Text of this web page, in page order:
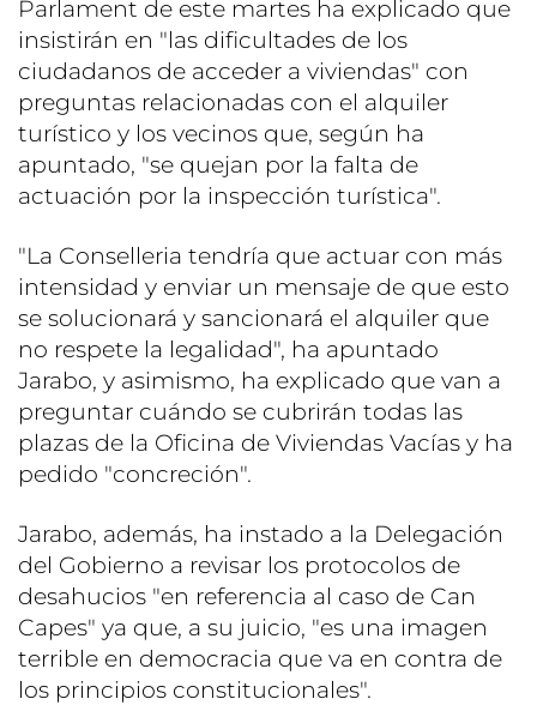
Parlament de este martes ha explicado que
insistirán en "las dificultades de los
ciudadanos de acceder a viviendas" con
preguntas relacionadas con el alquiler
turístico y los vecinos que, según ha
apuntado, "se quejan por la falta de
actuación por la inspección turística".
"La Conselleria tendría que actuar con más
intensidad y enviar un mensaje de que esto
se solucionará y sancionará el alquiler que
no respete la legalidad", ha apuntado
Jarabo, y asimismo, ha explicado que van a
preguntar cuándo se cubrirán todas las
plazas de la Oficina de Viviendas Vacías y ha
pedido "concreción".
Jarabo, además, ha instado a la Delegación
del Gobierno a revisar los protocolos de
desahucios "en referencia al caso de Can
Capes" ya que, a su juicio, "es una imagen
terrible en democracia que va en contra de
los principios constitucionales".